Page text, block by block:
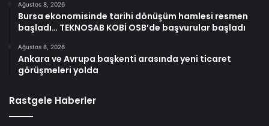
Ağustos 8, 2026
Bursa ekonomisinde tarihi dönüşüm hamlesi resmen
başladı… TEKNOSAB KOBİ OSB’de başvurular başladı
Ağustos 8, 2026
Ankara ve Avrupa başkenti arasında yeni ticaret
görüşmeleri yolda
Rastgele Haberler